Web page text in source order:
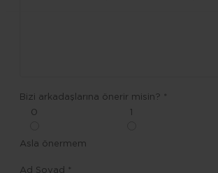
Bizi arkadaşlarına önerir misin? *
0
Asla önermem
Ad Soyad *